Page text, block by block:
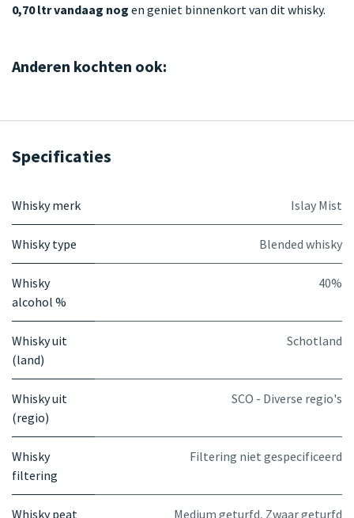
0,70 ltr vandaag nog en geniet binnenkort van dit whisky.
Anderen kochten ook:
Specificaties
Whisky merk Islay Mist
Whisky type Blended whisky
Whisky
alcohol %
40%
Whisky uit
(land)
Schotland
Whisky uit
(regio)
SCO - Diverse regio's
Whisky
filtering
Filtering niet gespecificeerd
Whisky peat
Medium geturfd, Zwaar geturfd